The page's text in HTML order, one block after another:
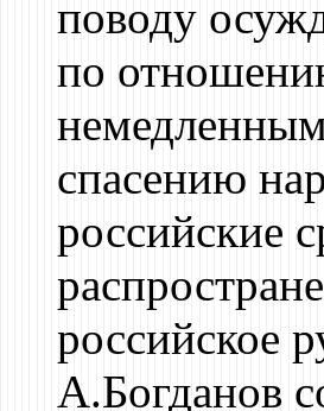
поводу
по
спасению
российские
российское
А.Богданов